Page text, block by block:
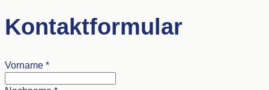
Kontaktformular
Vorname *